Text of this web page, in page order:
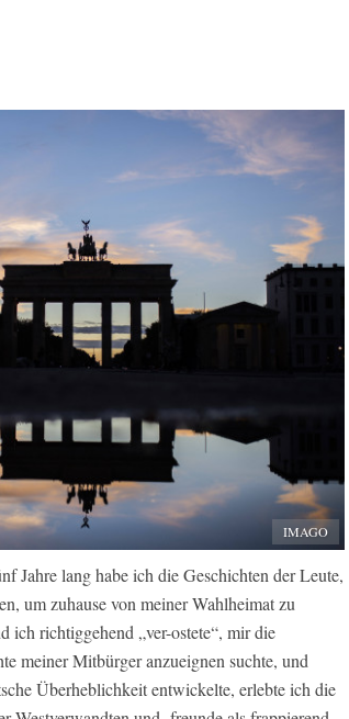
IMAGO
Jahre lang habe ich die Geschichten der Leute,
um zuhause von meiner Wahlheimat zu
ich richtiggehend „ver-ostete“, mir die
meiner Mitbürger anzueignen suchte, und
Überheblichkeit entwickelte, erlebte ich die